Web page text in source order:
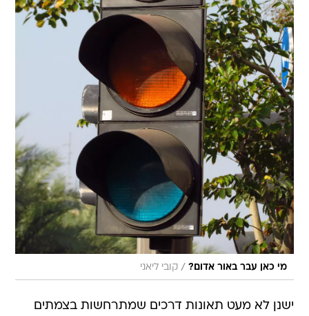
מי כאן עבר באור אדום? / קובי ליאני
ישנן לא מעט תאונות דרכים שמתרחשות בצמתים